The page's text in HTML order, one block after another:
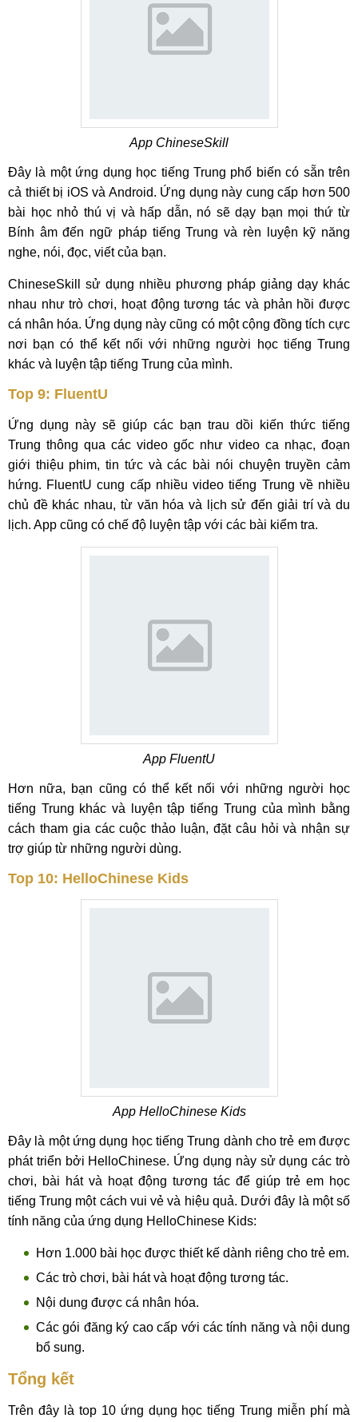
App ChineseSkill
Đây là một ứng dụng học tiếng Trung phổ biến có sẵn trên
cả thiết bị iOS và Android. Ứng dụng này cung cấp hơn 500
bài học nhỏ thú vị và hấp dẫn, nó sẽ dạy bạn mọi thứ từ
Bính âm đến ngữ pháp tiếng Trung và rèn luyện kỹ năng
nghe, nói, đọc, viết của bạn.
ChineseSkill sử dụng nhiều phương pháp giảng dạy khác
nhau như trò chơi, hoạt động tương tác và phản hồi được
cá nhân hóa. Ứng dụng này cũng có một cộng đồng tích cực
nơi bạn có thể kết nối với những người học tiếng Trung
khác và luyện tập tiếng Trung của mình.
Top 9: FluentU
Ứng dụng này sẽ giúp các bạn trau dồi kiến thức tiếng
Trung thông qua các video gốc như video ca nhạc, đoạn
giới thiệu phim, tin tức và các bài nói chuyện truyền cảm
hứng. FluentU cung cấp nhiều video tiếng Trung về nhiều
chủ đề khác nhau, từ văn hóa và lịch sử đến giải trí và du
lịch. App cũng có chế độ luyện tập với các bài kiểm tra.
App FluentU
Hơn nữa, bạn cũng có thể kết nối với những người học
tiếng Trung khác và luyện tập tiếng Trung của mình bằng
cách tham gia các cuộc thảo luận, đặt câu hỏi và nhận sự
trợ giúp từ những người dùng.
Top 10: HelloChinese Kids
App HelloChinese Kids
Đây là một ứng dụng học tiếng Trung dành cho trẻ em được
phát triển bởi HelloChinese. Ứng dụng này sử dụng các trò
chơi, bài hát và hoạt động tương tác để giúp trẻ em học
tiếng Trung một cách vui vẻ và hiệu quả. Dưới đây là một số
tính năng của ứng dụng HelloChinese Kids:
Hơn 1.000 bài học được thiết kế dành riêng cho trẻ em.
Các trò chơi, bài hát và hoạt động tương tác.
Nội dung được cá nhân hóa.
Các gói đăng ký cao cấp với các tính năng và nội dung
bổ sung.
Tổng kết
Trên đây là top 10 ứng dụng học tiếng Trung miễn phí mà